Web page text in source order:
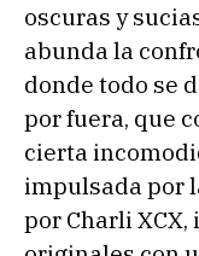
oscuras y
abunda la
donde todo se
por fuera, que
cierta
impulsada por
por Charli